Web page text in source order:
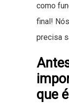
como
final!
precisa
que